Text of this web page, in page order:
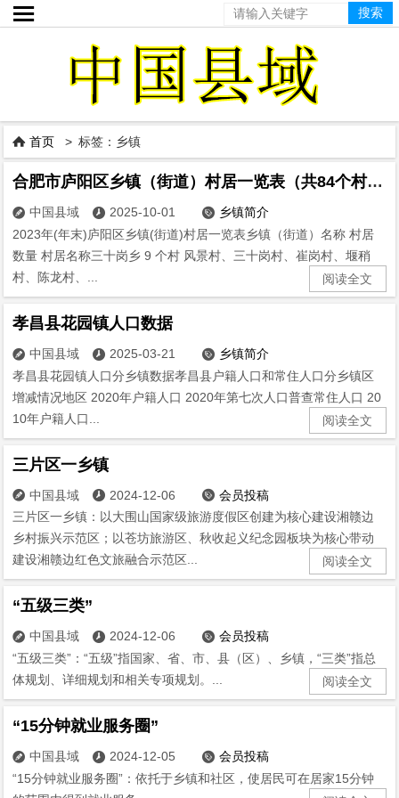

 首页 > 标签：乡镇
合肥市庐阳区乡镇（街道）村居一览表（共84个村居，2024版）
 中国县域  2025-10-01  乡镇简介
2023年(年末)庐阳区乡镇(街道)村居一览表乡镇（街道）名称 村居
数量 村居名称三十岗乡 9 个村 风景村、三十岗村、崔岗村、堰稍
村、陈龙村、...
阅读全文
孝昌县花园镇人口数据
 中国县域  2025-03-21  乡镇简介
孝昌县花园镇人口分乡镇数据孝昌县户籍人口和常住人口分乡镇区
增减情况地区 2020年户籍人口 2020年第七次人口普查常住人口 20
10年户籍人口...
阅读全文
三片区一乡镇
 中国县域  2024-12-06  会员投稿
三片区一乡镇：以大围山国家级旅游度假区创建为核心建设湘赣边
乡村振兴示范区；以苍坊旅游区、秋收起义纪念园板块为核心带动
建设湘赣边红色文旅融合示范区...
阅读全文
“五级三类”
 中国县域  2024-12-06  会员投稿
“五级三类”：“五级”指国家、省、市、县（区）、乡镇，“三类”指总
体规划、详细规划和相关专项规划。...
阅读全文
“15分钟就业服务圈”
 中国县域  2024-12-05  会员投稿
“15分钟就业服务圈”：依托于乡镇和社区，使居民可在居家15分钟